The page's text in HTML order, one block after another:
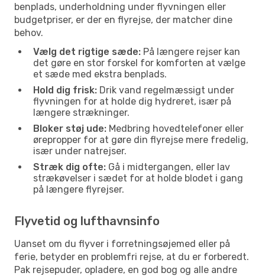
benplads, underholdning under flyvningen eller
budgetpriser, er der en flyrejse, der matcher dine
behov.
Vælg det rigtige sæde: På længere rejser kan
det gøre en stor forskel for komforten at vælge
et sæde med ekstra benplads.
Hold dig frisk: Drik vand regelmæssigt under
flyvningen for at holde dig hydreret, især på
længere strækninger.
Bloker støj ude: Medbring hovedtelefoner eller
ørepropper for at gøre din flyrejse mere fredelig,
især under natrejser.
Stræk dig ofte: Gå i midtergangen, eller lav
strækøvelser i sædet for at holde blodet i gang
på længere flyrejser.
Flyvetid og lufthavnsinfo
Uanset om du flyver i forretningsøjemed eller på
ferie, betyder en problemfri rejse, at du er forberedt.
Pak rejsepuder, opladere, en god bog og alle andre